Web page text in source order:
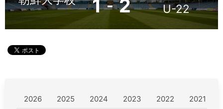
1 - 2
U-22
2026 2025 2024 2023 2022 2021